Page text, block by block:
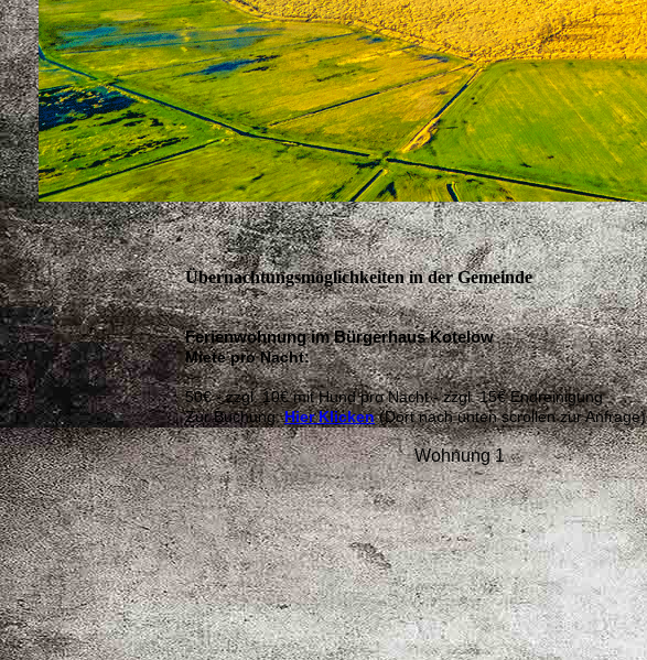
Übernachtungsmöglichkeiten in der Gemeinde
Ferienwohnung im Bürgerhaus Kotelow
Miete pro Nacht:
50€ - zzgl. 10€ mit Hund pro Nacht - zzgl. 15€ Endreinigung
Zur Buchung:Hier Klicken (Dort nach unten scrollen zur Anfrage)
Wohnung 1